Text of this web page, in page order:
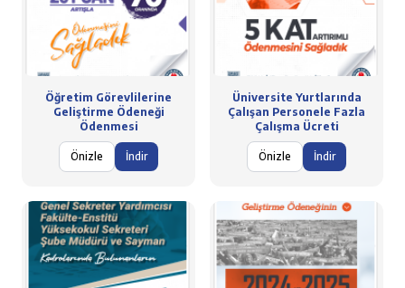
Öğretim Görevlilerine
Geliştirme Ödeneği
Ödenmesi
Önizle İndir
Üniversite Yurtlarında
Çalışan Personele Fazla
Çalışma Ücreti
Önizle İndir